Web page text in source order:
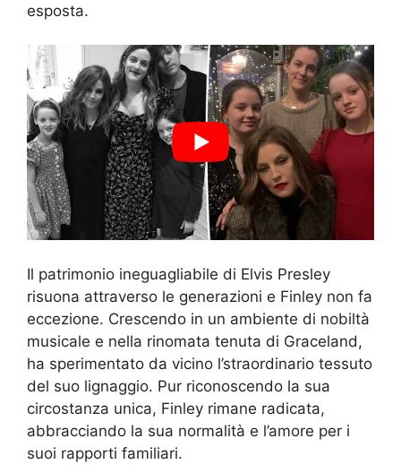
esposta.
Il patrimonio ineguagliabile di Elvis Presley
risuona attraverso le generazioni e Finley non fa
eccezione. Crescendo in un ambiente di nobiltà
musicale e nella rinomata tenuta di Graceland,
ha sperimentato da vicino l’straordinario tessuto
del suo lignaggio. Pur riconoscendo la sua
circostanza unica, Finley rimane radicata,
abbracciando la sua normalità e l’amore per i
suoi rapporti familiari.